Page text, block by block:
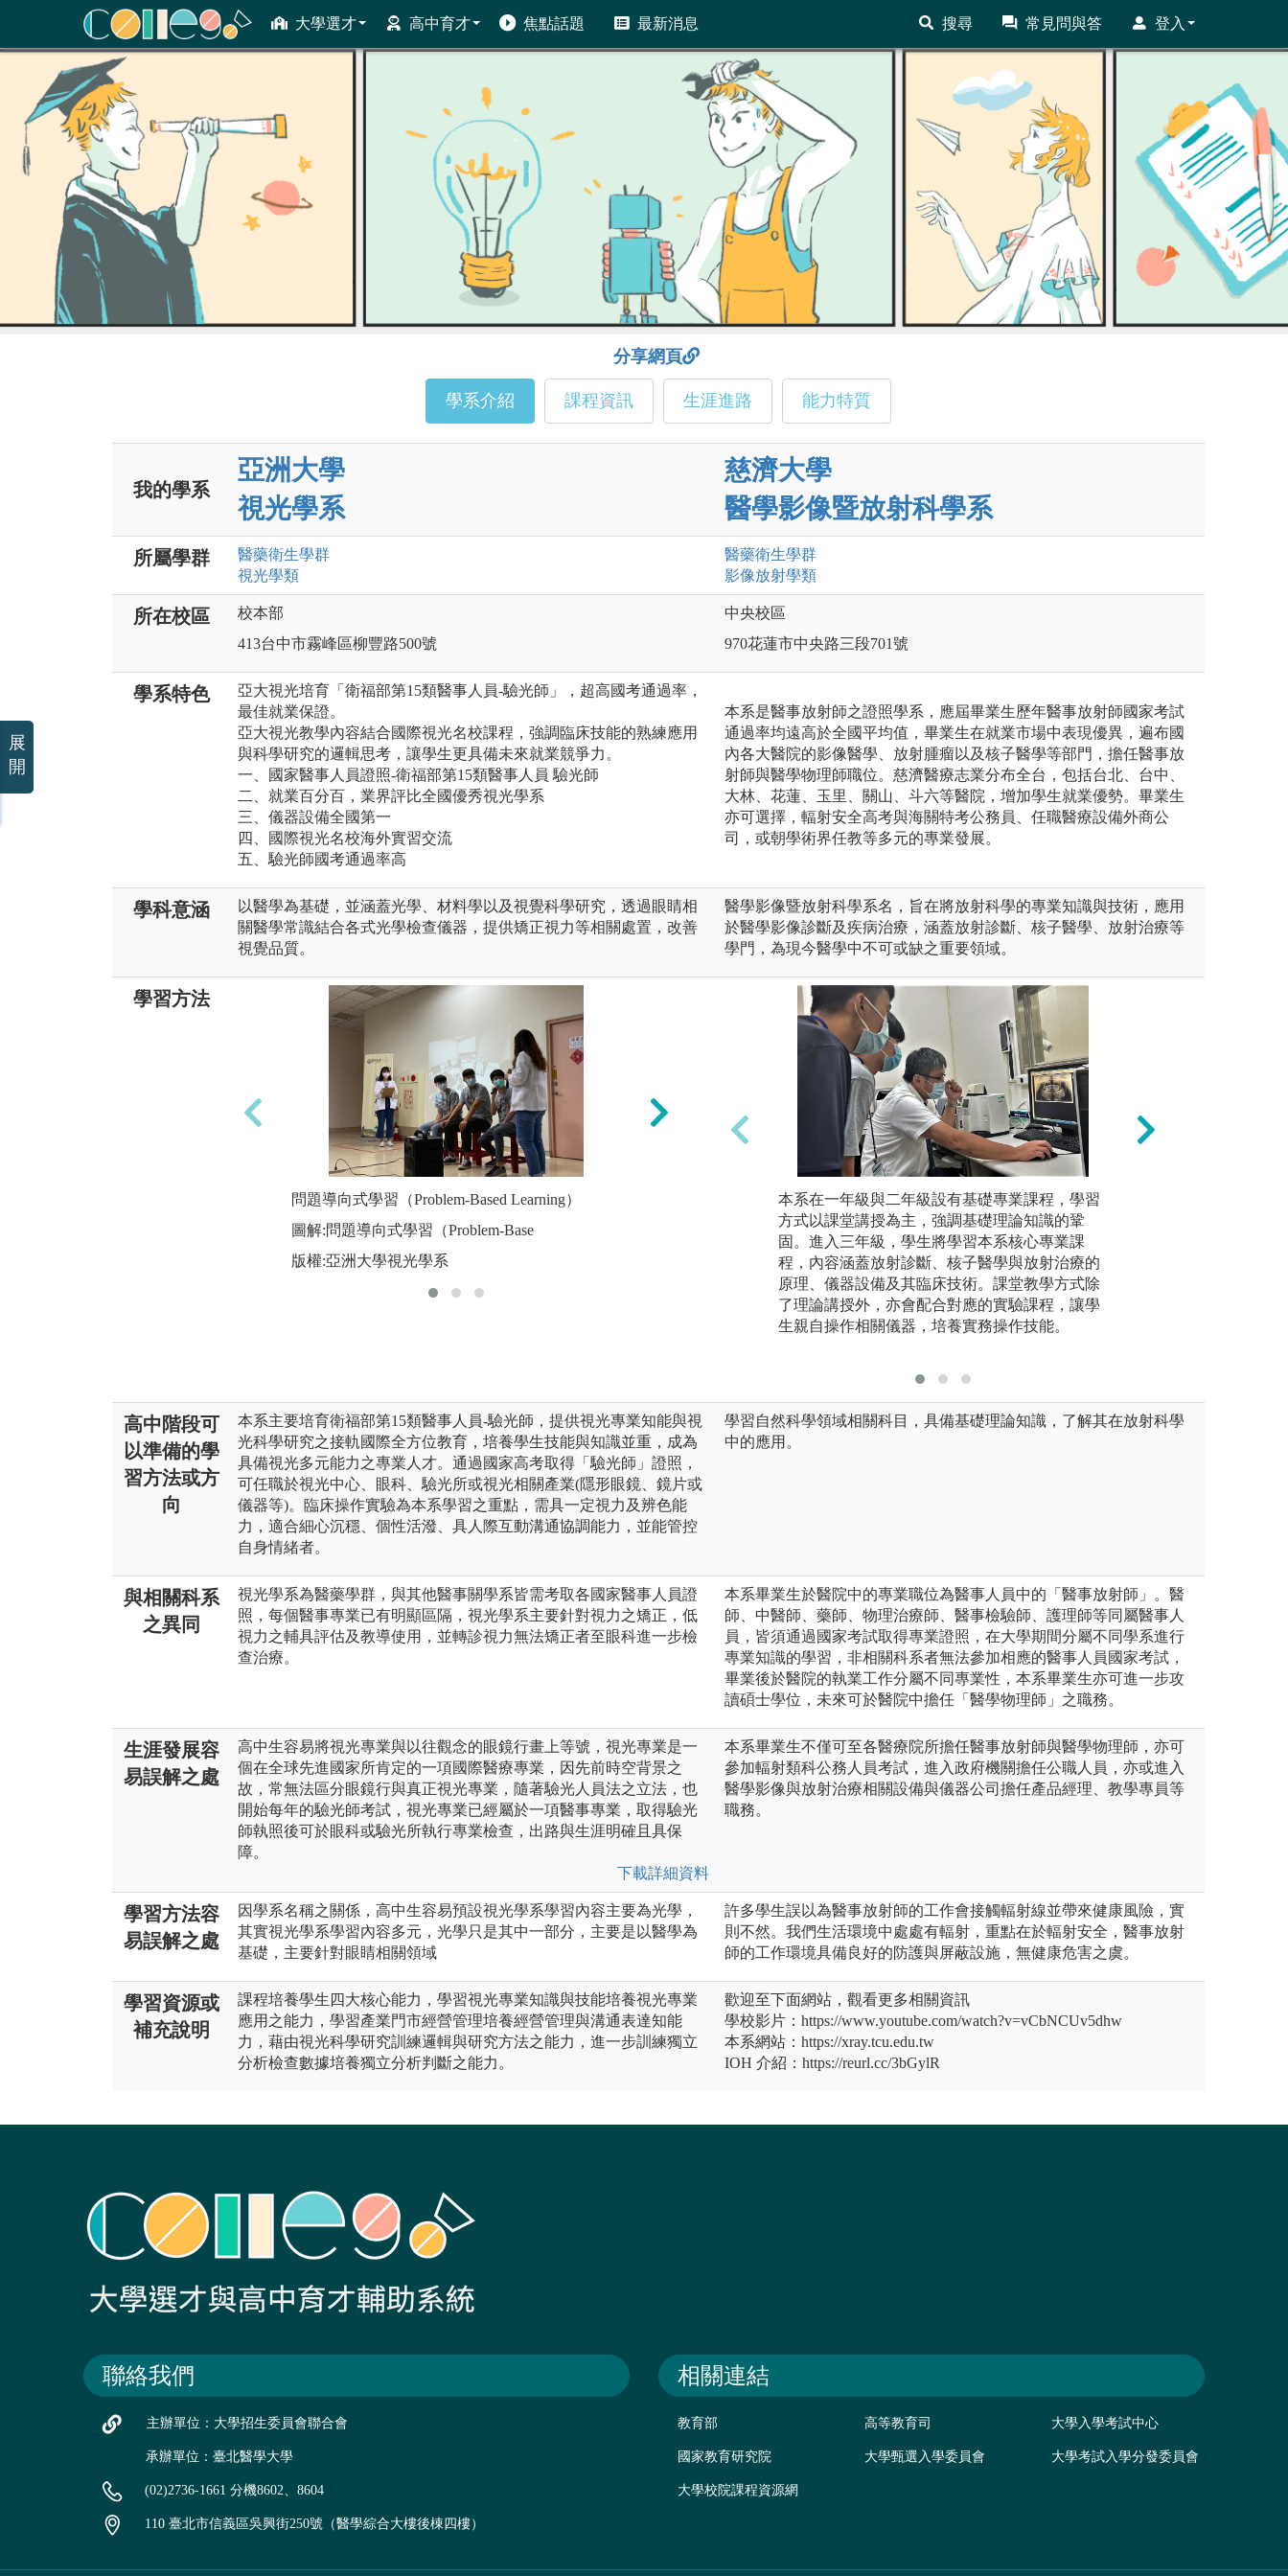
大學選才 高中育才 焦點話題 最新消息 搜尋 常見問與答 登入
ColleGo! 大學選才與高中育才輔助系統
分享網頁
學系介紹 課程資訊 生涯進路 能力特質
我的學系
亞洲大學
視光學系
慈濟大學
醫學影像暨放射科學系
所屬學群 醫藥衛生學群
視光學類
醫藥衛生學群
影像放射學類
所在校區
校本部
413台中市霧峰區柳豐路500號
中央校區
970花蓮市中央路三段701號
學系特色
亞大視光培育「衛福部第15類醫事人員-驗光師」，超高國考通過率，
最佳就業保證。
亞大視光教學內容結合國際視光名校課程，強調臨床技能的熟練應用
與科學研究的邏輯思考，讓學生更具備未來就業競爭力。
一、國家醫事人員證照-衛福部第15類醫事人員 驗光師
二、就業百分百，業界評比全國優秀視光學系
三、儀器設備全國第一
四、國際視光名校海外實習交流
五、驗光師國考通過率高
本系是醫事放射師之證照學系，應屆畢業生歷年醫事放射師國家考試
通過率均遠高於全國平均值，畢業生在就業市場中表現優異，遍布國
內各大醫院的影像醫學、放射腫瘤以及核子醫學等部門，擔任醫事放
射師與醫學物理師職位。慈濟醫療志業分布全台，包括台北、台中、
大林、花蓮、玉里、關山、斗六等醫院，增加學生就業優勢。畢業生
亦可選擇，輻射安全高考與海關特考公務員、任職醫療設備外商公
司，或朝學術界任教等多元的專業發展。
學科意涵
以醫學為基礎，並涵蓋光學、材料學以及視覺科學研究，透過眼睛相
關醫學常識結合各式光學檢查儀器，提供矯正視力等相關處置，改善
視覺品質。
醫學影像暨放射科學系名，旨在將放射科學的專業知識與技術，應用
於醫學影像診斷及疾病治療，涵蓋放射診斷、核子醫學、放射治療等
學門，為現今醫學中不可或缺之重要領域。
學習方法
問題導向式學習（Problem-Based Learning）
圖解:問題導向式學習（Problem-Base
版權:亞洲大學視光學系
翻轉學習
圖解:翻轉學習
版權:亞洲大學視光學系
本系在一年級與二年級設有基礎專業課程，學習
方式以課堂講授為主，強調基礎理論知識的鞏
固。進入三年級，學生將學習本系核心專業課
程，內容涵蓋放射診斷、核子醫學與放射治療的
原理、儀器設備及其臨床技術。課堂教學方式除
了理論講授外，亦會配合對應的實驗課程，讓學
生親自操作相關儀器，培養實務操作技能。
高中階段可
以準備的學
習方法或方
向
本系主要培育衛福部第15類醫事人員-驗光師，提供視光專業知能與視
光科學研究之接軌國際全方位教育，培養學生技能與知識並重，成為
具備視光多元能力之專業人才。通過國家高考取得「驗光師」證照，
可任職於視光中心、眼科、驗光所或視光相關產業(隱形眼鏡、鏡片或
儀器等)。臨床操作實驗為本系學習之重點，需具一定視力及辨色能
力，適合細心沉穩、個性活潑、具人際互動溝通協調能力，並能管控
自身情緒者。
學習自然科學領域相關科目，具備基礎理論知識，了解其在放射科學
中的應用。
與相關科系
之異同
視光學系為醫藥學群，與其他醫事關學系皆需考取各國家醫事人員證
照，每個醫事專業已有明顯區隔，視光學系主要針對視力之矯正，低
視力之輔具評估及教導使用，並轉診視力無法矯正者至眼科進一步檢
查治療。
本系畢業生於醫院中的專業職位為醫事人員中的「醫事放射師」。醫
師、中醫師、藥師、物理治療師、醫事檢驗師、護理師等同屬醫事人
員，皆須通過國家考試取得專業證照，在大學期間分屬不同學系進行
專業知識的學習，非相關科系者無法參加相應的醫事人員國家考試，
畢業後於醫院的執業工作分屬不同專業性，本系畢業生亦可進一步攻
讀碩士學位，未來可於醫院中擔任「醫學物理師」之職務。
生涯發展容
易誤解之處
高中生容易將視光專業與以往觀念的眼鏡行畫上等號，視光專業是一
個在全球先進國家所肯定的一項國際醫療專業，因先前時空背景之
故，常無法區分眼鏡行與真正視光專業，隨著驗光人員法之立法，也
開始每年的驗光師考試，視光專業已經屬於一項醫事專業，取得驗光
師執照後可於眼科或驗光所執行專業檢查，出路與生涯明確且具保
障。
下載詳細資料
本系畢業生不僅可至各醫療院所擔任醫事放射師與醫學物理師，亦可
參加輻射類科公務人員考試，進入政府機關擔任公職人員，亦或進入
醫學影像與放射治療相關設備與儀器公司擔任產品經理、教學專員等
職務。
學習方法容
易誤解之處
因學系名稱之關係，高中生容易預設視光學系學習內容主要為光學，
其實視光學系學習內容多元，光學只是其中一部分，主要是以醫學為
基礎，主要針對眼睛相關領域
許多學生誤以為醫事放射師的工作會接觸輻射線並帶來健康風險，實
則不然。我們生活環境中處處有輻射，重點在於輻射安全，醫事放射
師的工作環境具備良好的防護與屏蔽設施，無健康危害之虞。
學習資源或
補充說明
課程培養學生四大核心能力，學習視光專業知識與技能培養視光專業
應用之能力，學習產業門市經營管理培養經營管理與溝通表達知能
力，藉由視光科學研究訓練邏輯與研究方法之能力，進一步訓練獨立
分析檢查數據培養獨立分析判斷之能力。
歡迎至下面網站，觀看更多相關資訊
學校影片：https://www.youtube.com/watch?v=vCbNCUv5dhw
本系網站：https://xray.tcu.edu.tw
IOH 介紹：https://reurl.cc/3bGylR
聯絡我們
主辦單位：大學招生委員會聯合會
承辦單位：臺北醫學大學
(02)2736-1661 分機8602、8604
110 臺北市信義區吳興街250號（醫學綜合大樓後棟四樓）
相關連結
教育部 高等教育司 大學入學考試中心
國家教育研究院 大學甄選入學委員會 大學考試入學分發委員會
大學校院課程資源網
展
開